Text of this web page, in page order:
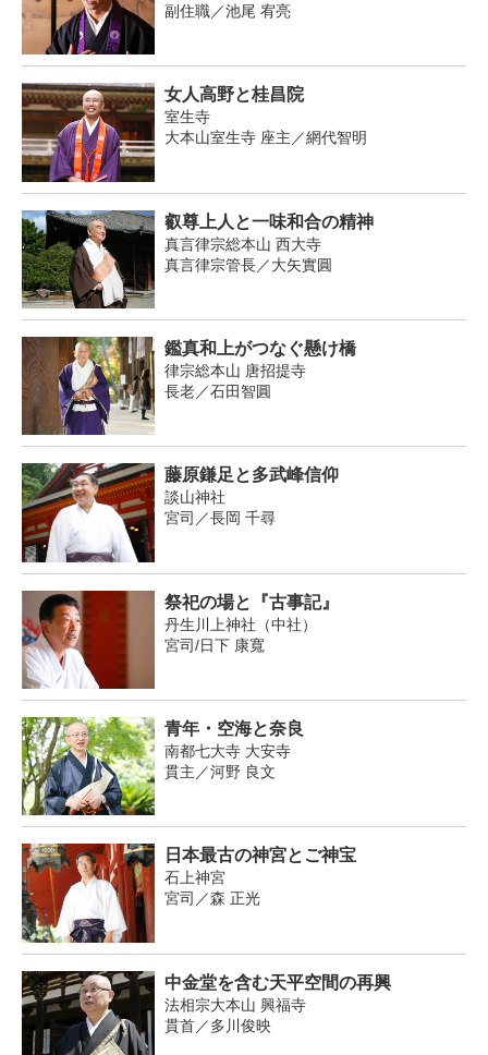
副住職／池尾 宥亮
女人高野と桂昌院
室生寺
大本山室生寺 座主／網代智明
叡尊上人と一味和合の精神
真言律宗総本山 西大寺
真言律宗管長／大矢實圓
鑑真和上がつなぐ懸け橋
律宗総本山 唐招提寺
長老／石田智圓
藤原鎌足と多武峰信仰
談山神社
宮司／長岡 千尋
祭祀の場と『古事記』
丹生川上神社（中社）
宮司/日下 康寬
青年・空海と奈良
南都七大寺 大安寺
貫主／河野 良文
日本最古の神宮とご神宝
石上神宮
宮司／森 正光
中金堂を含む天平空間の再興
法相宗大本山 興福寺
貫首／多川俊映